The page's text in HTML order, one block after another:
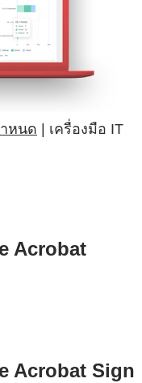
หนด | เครื่องมือ IT
Acrobat
Acrobat Sign